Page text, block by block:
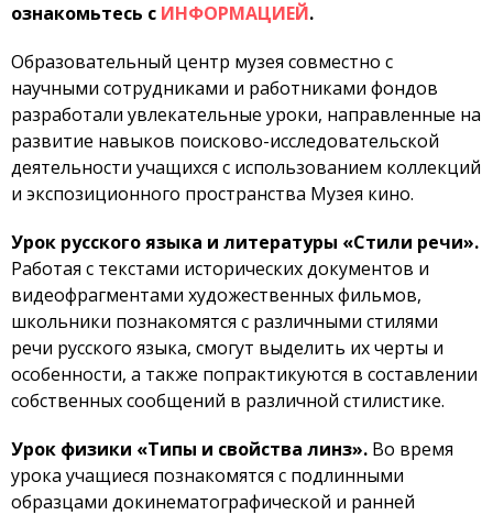
ознакомьтесь с ИНФОРМАЦИЕЙ.
Образовательный центр музея совместно с
научными сотрудниками и работниками фондов
разработали увлекательные уроки, направленные на
развитие навыков поисково-исследовательской
деятельности учащихся с использованием коллекций
и экспозиционного пространства Музея кино.
Урок русского языка и литературы «Стили речи».
Работая с текстами исторических документов и
видеофрагментами художественных фильмов,
школьники познакомятся с различными стилями
речи русского языка, смогут выделить их черты и
особенности, а также попрактикуются в составлении
собственных сообщений в различной стилистике.
Урок физики «Типы и свойства линз». Во время
урока учащиеся познакомятся с подлинными
образцами докинематографической и ранней